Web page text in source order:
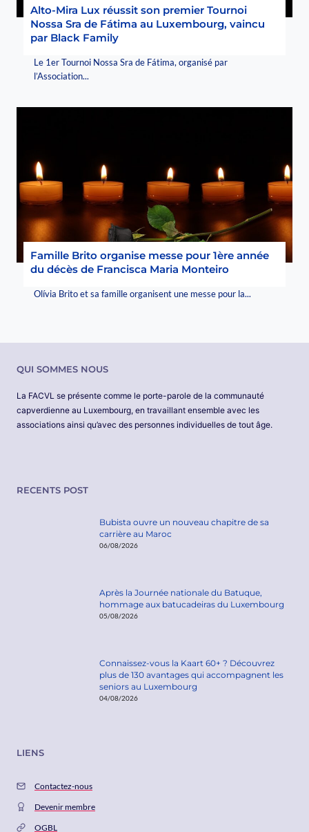
Alto-Mira Lux réussit son premier Tournoi
Nossa Sra de Fátima au Luxembourg, vaincu
par Black Family
Le 1er Tournoi Nossa Sra de Fátima, organisé par
l’Association...
Famille Brito organise messe pour 1ère année
du décès de Francisca Maria Monteiro
Olívia Brito et sa famille organisent une messe pour la...
QUI SOMMES NOUS
La FACVL se présente comme le porte-parole de la communauté
capverdienne au Luxembourg, en travaillant ensemble avec les
associations ainsi qu’avec des personnes individuelles de tout âge.
RECENTS POST
Bubista ouvre un nouveau chapitre de sa
carrière au Maroc
06/08/2026
Après la Journée nationale du Batuque,
hommage aux batucadeiras du Luxembourg
05/08/2026
Connaissez-vous la Kaart 60+ ? Découvrez
plus de 130 avantages qui accompagnent les
seniors au Luxembourg
04/08/2026
LIENS
Contactez-nous
Devenir membre
OGBL